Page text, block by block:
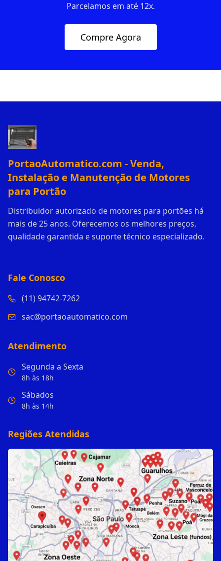
Parcelamos em até 12x.
Compre Agora
PortaoAutomatico.com - Venda,
Instalação e Manutenção de Motores
para Portão
Distribuidor autorizado de motores para portões há
mais de 25 anos. Oferecemos os melhores preços,
qualidade garantida e suporte técnico especializado.
Fale Conosco
(11) 94742-7262
sac@portaoautomatico.com
Atendimento
Segunda a Sexta
8h às 18h
Sábados
8h às 14h
Regiões Atendidas